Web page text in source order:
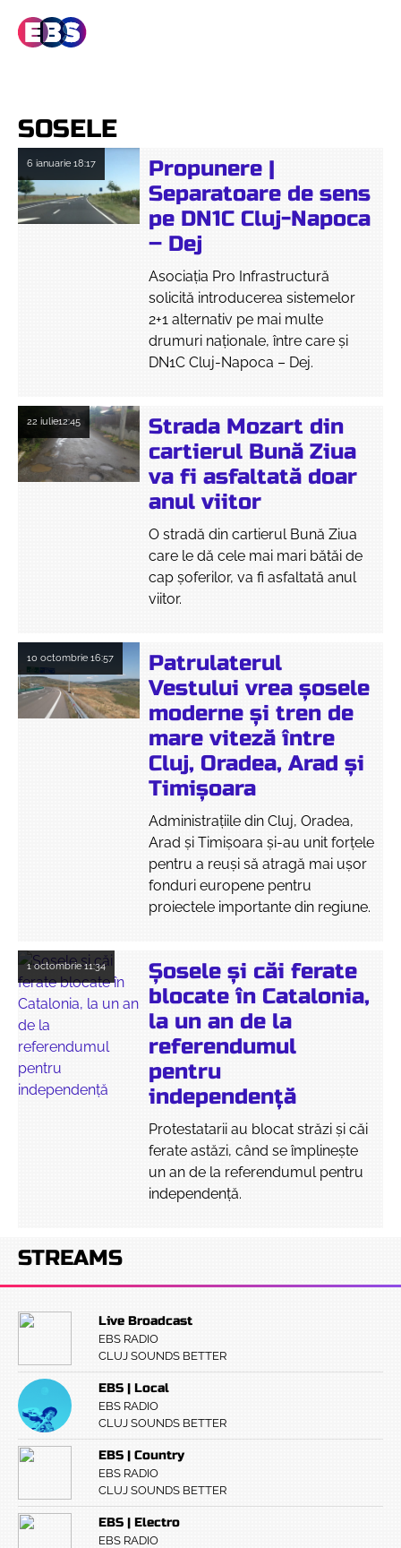
SOSELE
6 ianuarie 18:17
Propunere |
Separatoare de sens
pe DN1C Cluj-Napoca
– Dej
Asociația Pro Infrastructură
solicită introducerea sistemelor
2+1 alternativ pe mai multe
drumuri naționale, între care și
DN1C Cluj-Napoca – Dej.
22 iulie12:45
Strada Mozart din
cartierul Bună Ziua
va fi asfaltată doar
anul viitor
O stradă din cartierul Bună Ziua
care le dă cele mai mari bătăi de
cap șoferilor, va fi asfaltată anul
viitor.
10 octombrie 16:57
Patrulaterul
Vestului vrea șosele
moderne și tren de
mare viteză între
Cluj, Oradea, Arad și
Timișoara
Administrațiile din Cluj, Oradea,
Arad și Timișoara și-au unit forțele
pentru a reuși să atragă mai ușor
fonduri europene pentru
proiectele importante din regiune.
1 octombrie11:34
Șosele și căi ferate
blocate în Catalonia,
la un an de la
referendumul
pentru
independență
Protestatarii au blocat străzi și căi
ferate astăzi, când se împlinește
un an de la referendumul pentru
independență.
STREAMS
Live Broadcast
EBS RADIO
CLUJ SOUNDS BETTER
EBS | Local
EBS RADIO
CLUJ SOUNDS BETTER
EBS | Country
EBS RADIO
CLUJ SOUNDS BETTER
EBS | Electro
EBS RADIO